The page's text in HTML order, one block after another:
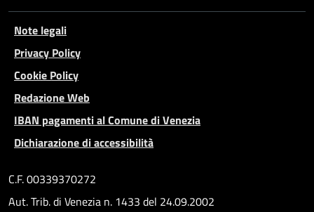
Note legali
Privacy Policy
Cookie Policy
Redazione Web
IBAN pagamenti al Comune di Venezia
Dichiarazione di accessibilità
C.F. 00339370272
Aut. Trib. di Venezia n. 1433 del 24.09.2002